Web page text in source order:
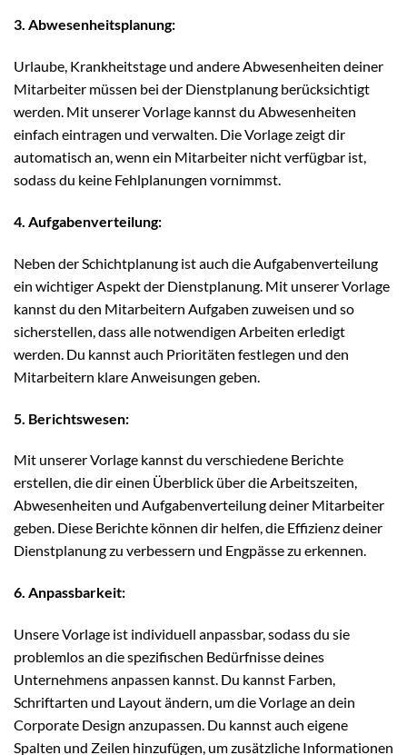
3. Abwesenheitsplanung:
Urlaube, Krankheitstage und andere Abwesenheiten deiner
Mitarbeiter müssen bei der Dienstplanung berücksichtigt
werden. Mit unserer Vorlage kannst du Abwesenheiten
einfach eintragen und verwalten. Die Vorlage zeigt dir
automatisch an, wenn ein Mitarbeiter nicht verfügbar ist,
sodass du keine Fehlplanungen vornimmst.
4. Aufgabenverteilung:
Neben der Schichtplanung ist auch die Aufgabenverteilung
ein wichtiger Aspekt der Dienstplanung. Mit unserer Vorlage
kannst du den Mitarbeitern Aufgaben zuweisen und so
sicherstellen, dass alle notwendigen Arbeiten erledigt
werden. Du kannst auch Prioritäten festlegen und den
Mitarbeitern klare Anweisungen geben.
5. Berichtswesen:
Mit unserer Vorlage kannst du verschiedene Berichte
erstellen, die dir einen Überblick über die Arbeitszeiten,
Abwesenheiten und Aufgabenverteilung deiner Mitarbeiter
geben. Diese Berichte können dir helfen, die Effizienz deiner
Dienstplanung zu verbessern und Engpässe zu erkennen.
6. Anpassbarkeit:
Unsere Vorlage ist individuell anpassbar, sodass du sie
problemlos an die spezifischen Bedürfnisse deines
Unternehmens anpassen kannst. Du kannst Farben,
Schriftarten und Layout ändern, um die Vorlage an dein
Corporate Design anzupassen. Du kannst auch eigene
Spalten und Zeilen hinzufügen, um zusätzliche Informationen